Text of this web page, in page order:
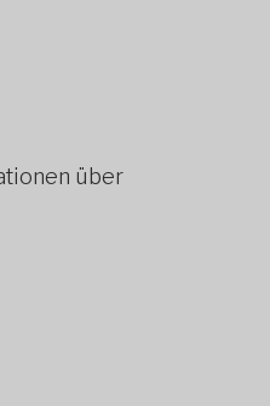
über